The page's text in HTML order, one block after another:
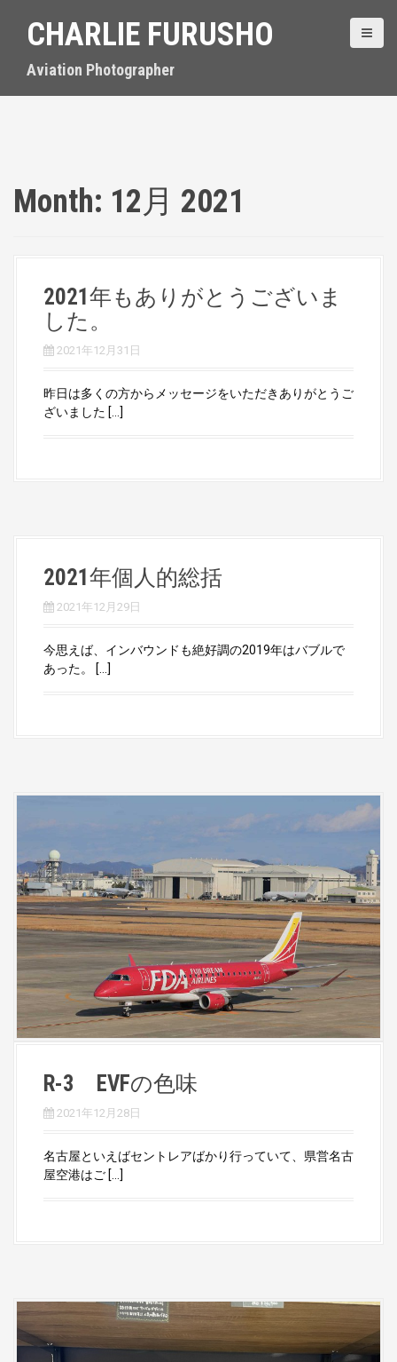
CHARLIE FURUSHO
Aviation Photographer
Month: 12月 2021
2021年もありがとうございま
した。
2021年12月31日
昨日は多くの方からメッセージをいただきありがとうご
ざいました […]
2021年個人的総括
2021年12月29日
今思えば、インバウンドも絶好調の2019年はバブルで
あった。 […]
R-3 EVFの色味
2021年12月28日
名古屋といえばセントレアばかり行っていて、県営名古
屋空港はご […]